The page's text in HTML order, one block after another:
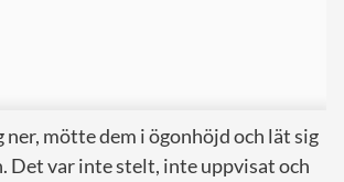
ner, mötte dem i ögonhöjd och lät sig
Det var inte stelt, inte uppvisat och